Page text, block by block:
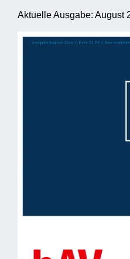
Aktuelle Ausgabe: August